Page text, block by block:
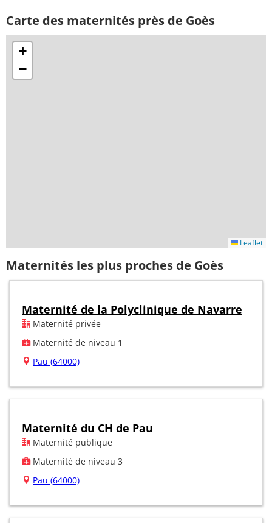
Carte des maternités près de Goès
+
−
Leaflet
Maternités les plus proches de Goès
Maternité de la Polyclinique de Navarre
Maternité privée
Maternité de niveau 1
Pau (64000)
Maternité du CH de Pau
Maternité publique
Maternité de niveau 3
Pau (64000)